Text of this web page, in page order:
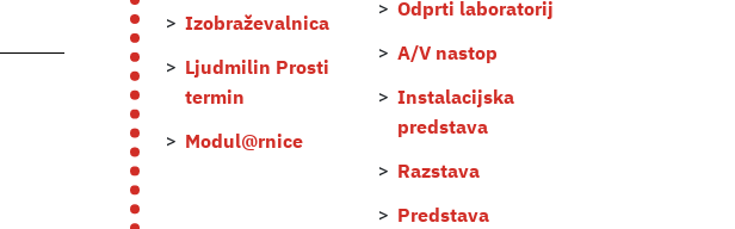
Izobraževalnica
Ljudmilin Prosti
termin
Modul@rnice
Odprti laboratorij
A/V nastop
Instalacijska
predstava
Razstava
Predstava